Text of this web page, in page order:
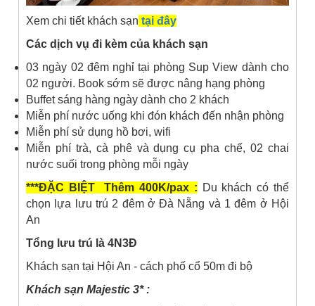
Xem chi tiết khách sạn tại đây
Các dịch vụ đi kèm của khách sạn
03 ngày 02 đêm nghỉ tại phòng Sup View dành cho
02 người. Book sớm sẽ được nâng hạng phòng
Buffet sáng hàng ngày dành cho 2 khách
Miễn phí nước uống khi đón khách đến nhận phòng
Miễn phí sử dụng hồ bơi, wifi
Miễn phí trà, cà phê và dụng cụ pha chế, 02 chai
nước suối trong phòng mỗi ngày
***ĐẶC BIỆT Thêm 400K/pax : Du khách có thể
chọn lựa lưu trú 2 đêm ở Đà Nẵng và 1 đêm ở Hội
An
Tổng lưu trú là 4N3Đ
Khách sạn tại Hội An - cách phố cổ 50m đi bộ
Khách sạn Majestic 3* :